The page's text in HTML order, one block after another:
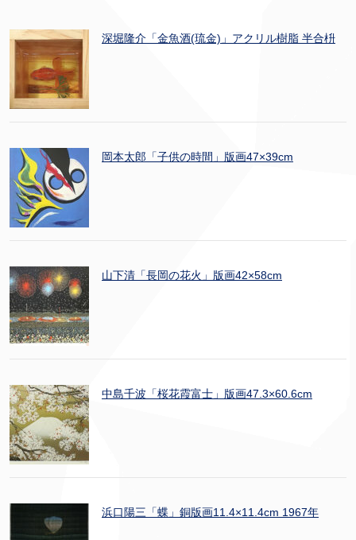
深堀隆介「金魚酒(琉金)」アクリル樹脂 半合枡
岡本太郎「子供の時間」版画47×39cm
山下清「長岡の花火」版画42×58cm
中島千波「桜花霞富士」版画47.3×60.6cm
浜口陽三「蝶」銅版画11.4×11.4cm 1967年